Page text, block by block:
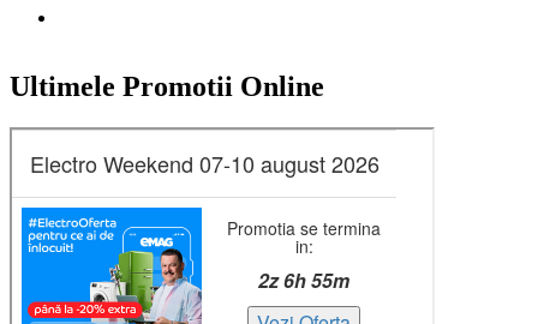
Ultimele Promotii Online